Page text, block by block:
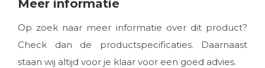
Meer informatie
Op zoek naar meer informatie over dit product?
Check dan de productspecificaties. Daarnaast
staan wij altijd voor je klaar voor een goed advies.